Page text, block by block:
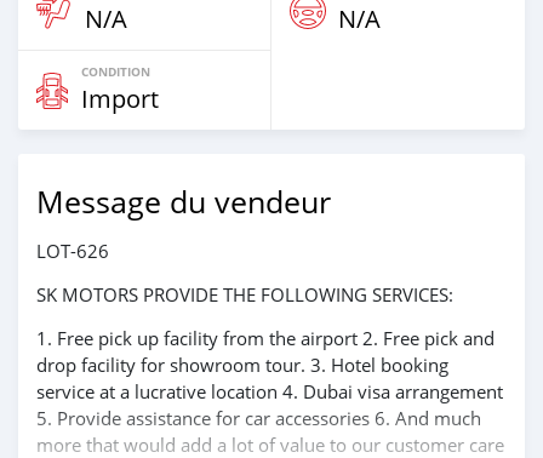
N/A N/A
CONDITION
Import
Message du vendeur
LOT-626
SK MOTORS PROVIDE THE FOLLOWING SERVICES:
1. Free pick up facility from the airport 2. Free pick and
drop facility for showroom tour. 3. Hotel booking
service at a lucrative location 4. Dubai visa arrangement
5. Provide assistance for car accessories 6. And much
more that would add a lot of value to our customer care